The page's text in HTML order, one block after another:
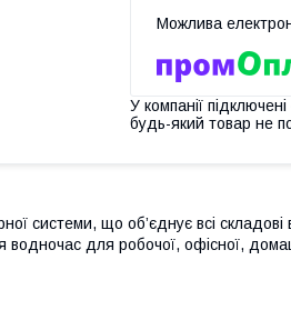
У компанії
будь-який товар не
системи, що об’єднує всі
водночас для робочої, офісної,